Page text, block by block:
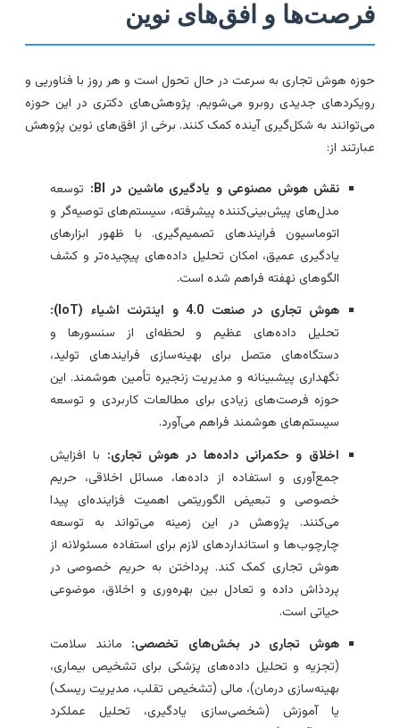
و افق‌های نوین
هوش تجاری به سرعت در حال تحول است و هر روز با فناوریی و
جدیدی روبرو می‌شویم. پژوهش‌های دکتری در این حوزه
به شکل‌گیری آینده کمک کنند. برخی از افق‌های نوین پژوهش
از:
نقش هوش مصنوعی و یادگیری ماشین در BI:
توسعه
مدل‌های پیش‌بینی‌کننده پیشرفته، سیستم‌های توصیه‌گر و
اتوماسیون فرایندهای تصمیم‌گیری. با ظهور ابزارهای
یادگیری عمیق، امکان تحلیل داده‌های پیچیده‌تر و کشف
الگوهای نهفته فراهم شده است.
هوش تجاری در صنعت 4.0 و اینترنت اشیاء (IoT):
تحلیل داده‌های عظیم و لحظه‌ای از سنسورها و
دستگاه‌های متصل برای بهینه‌سازی فرایندهای تولید،
نگهداری پیشبینانه و مدیریت زنجیره تأمین هوشمند. این
حوزه فرصت‌های زیادی برای مطالعات کاربردی و توسعه
سیستم‌های هوشمند فراهم می‌آورد.
اخلاق و حکمرانی داده‌ها در هوش تجاری:با افزایش
جمع‌آوری و استفاده از داده‌ها، مسائل اخلاقی، حریم
خصوصی و تبعیض الگوریتمی اهمیت فزاینده‌ای پیدا
می‌کنند. پژوهش در این زمینه می‌تواند به توسعه
چارچوب‌ها و استانداردهای لازم برای استفاده مسئولانه از
هوش تجاری کمک کند. پرداختن به حریم خصوصی در
پردذاش داده و تعادل بین بهره‌وری و اخلاق، موضوعی
حیاتی است.
هوش تجاری در بخش‌های تخصصی:مانند سلامت
(تجزیه و تحلیل داده‌های پزشکی برای تشخیص بیماری،
بهینه‌سازی درمان)، مالی (تشخیص تقلب، مدیریت ریسک)
یا آموزش (شخصی‌سازی یادگیری، تحلیل عملکرد